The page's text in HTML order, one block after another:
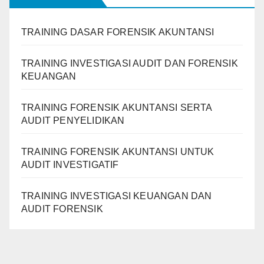
TRAINING DASAR FORENSIK AKUNTANSI
TRAINING INVESTIGASI AUDIT DAN FORENSIK
KEUANGAN
TRAINING FORENSIK AKUNTANSI SERTA
AUDIT PENYELIDIKAN
TRAINING FORENSIK AKUNTANSI UNTUK
AUDIT INVESTIGATIF
TRAINING INVESTIGASI KEUANGAN DAN
AUDIT FORENSIK